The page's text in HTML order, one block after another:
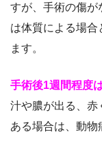
すが、手術の傷が
は体質による場合
ます。
手術後1週間程度
汁や膿が出る、赤
ある場合は、動物